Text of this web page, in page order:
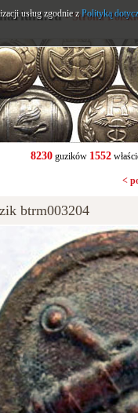
- Strona
8230guzików 1552
<
btrm003204
usług zgodnie zPolityką